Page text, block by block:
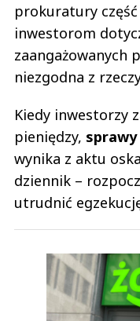
prokuratury
inwestorom
zaangażowanych
niezgodna z
Kiedy inwestorzy
pieniędzy,
wynika z aktu
dziennik –
utrudnić